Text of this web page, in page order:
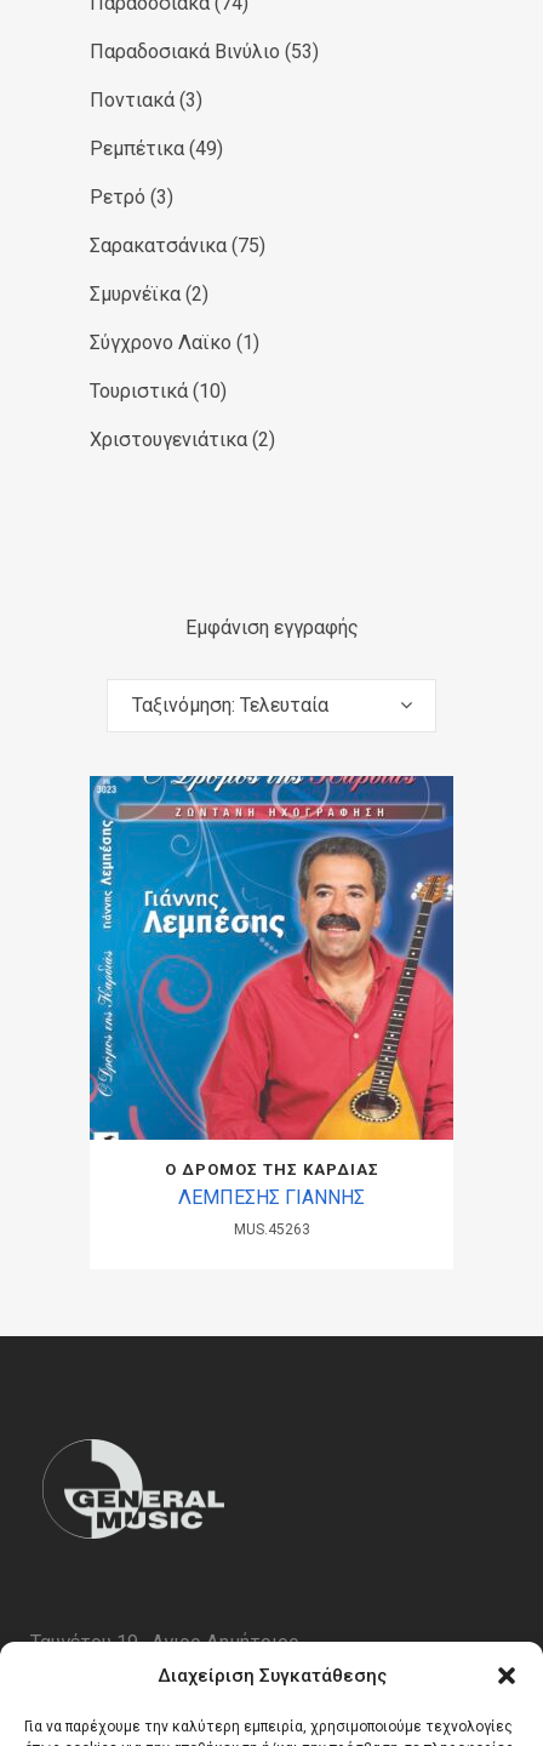
Διαχείριση Συγκατάθεσης
Για να παρέχουμε την καλύτερη εμπειρία, χρησιμοποιούμε τεχνολογίες
Παραδοσιακά Βινύλιο (53)
Ποντιακά (3)
Ρεμπέτικα (49)
Ρετρό (3)
Σαρακατσάνικα (75)
Σμυρνέϊκα (2)
Σύγχρονο Λαϊκο (1)
Τουριστικά (10)
Χριστουγενιάτικα (2)
Εμφάνιση εγγραφής
Ταξινόμηση: Τελευταία
Ο ΔΡΟΜΟΣ ΤΗΣ ΚΑΡΔΙΑΣ
ΛΕΜΠΕΣΗΣ ΓΙΑΝΝΗΣ
MUS.45263
Ταυγέτου 19 , Αγιος Δημήτριος
email:info@generalmusic.gr